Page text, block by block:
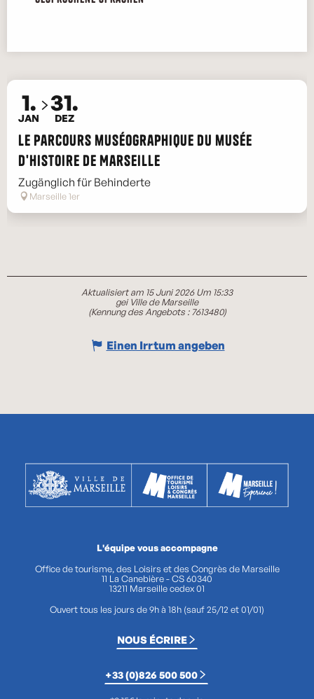
1.
JAN
31.
DEZ
Le par­cours­ muséographique du musée
d'histoire de Marseille
Zugänglich für Behinderte
Marseille 1er
Aktualisiert am 15 Juni 2026 Um 15:33
gei Ville de Marseille
(Kennung des Angebots :7613480)
Einen Irrtum angeben
L'équipe vous accompagne
Office de tourisme, des Loisirs et des Congrès de Marseille
11 La Canebière - CS 60340
13211 Marseille cedex 01
Ouvert tous les jours de 9h à 18h (sauf 25/12 et 01/01)
NOUS ÉCRIRE
+33 (0)826 500 500